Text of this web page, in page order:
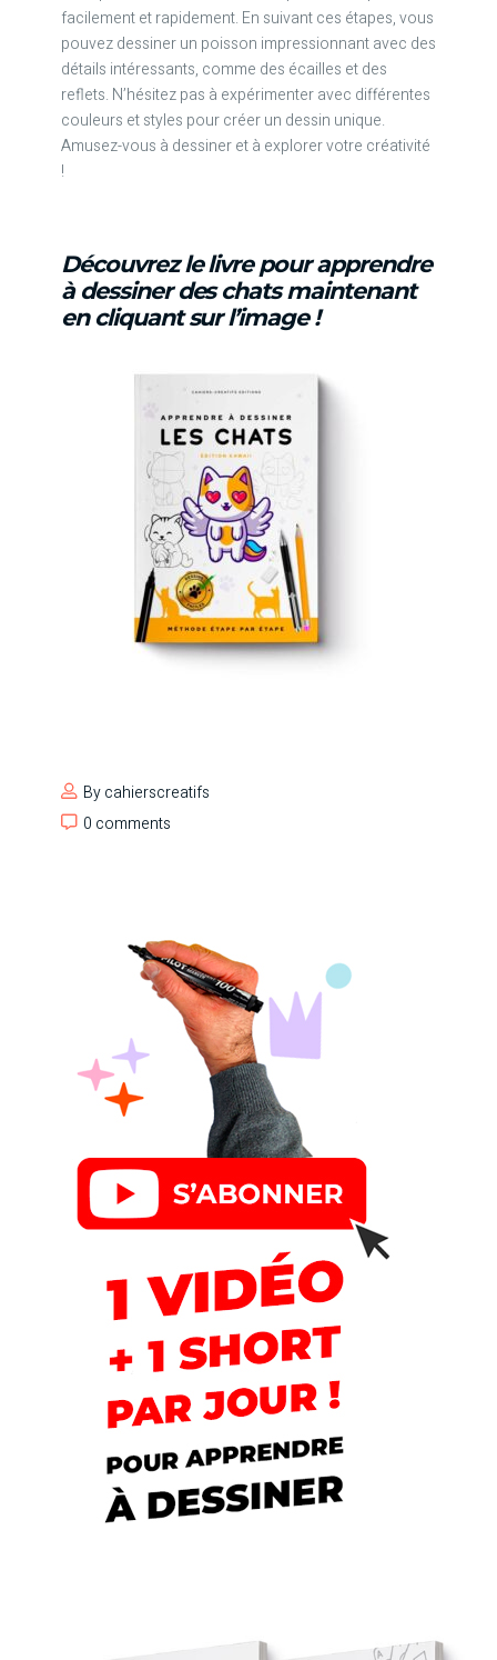
facilement et rapidement. En suivant ces étapes, vous
pouvez dessiner un poisson impressionnant avec des
détails intéressants, comme des écailles et des
reflets. N’hésitez pas à expérimenter avec différentes
couleurs et styles pour créer un dessin unique.
Amusez-vous à dessiner et à explorer votre créativité
!
Découvrez le livre pour apprendre
à dessiner des chats maintenant
en cliquant sur l’image !
Bycahierscreatifs
0 comments
0 comments